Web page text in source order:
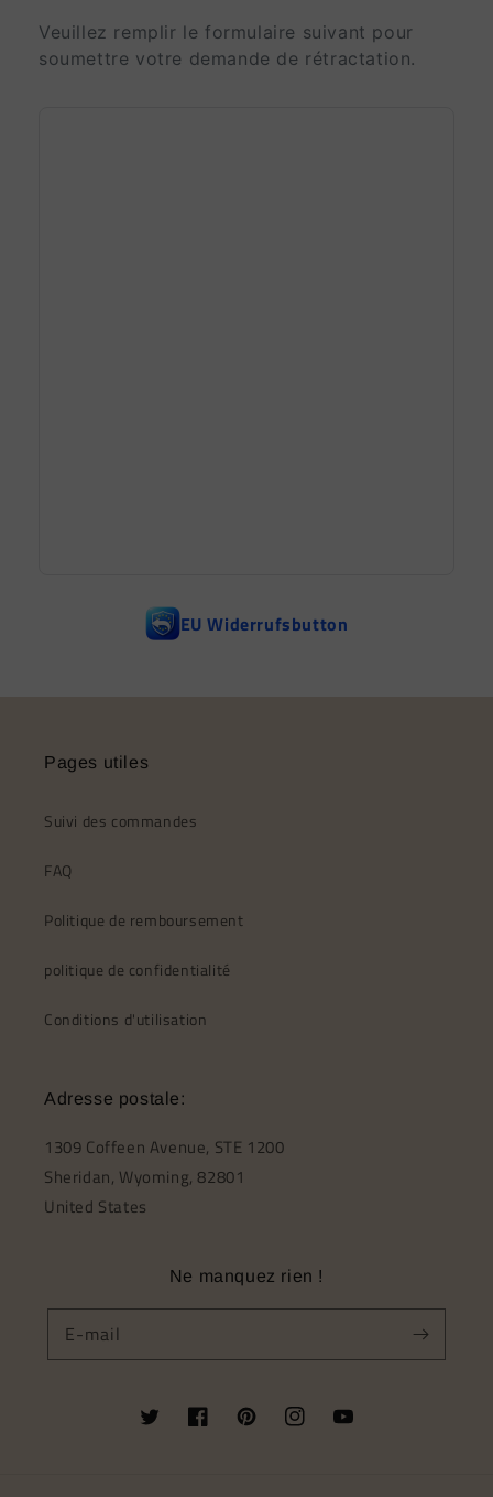
Veuillez remplir le formulaire suivant pour
soumettre votre demande de rétractation.
EU Widerrufsbutton
Pages utiles
Suivi des commandes
FAQ
Politique de remboursement
politique de confidentialité
Conditions d'utilisation
Adresse postale:
1309 Coffeen Avenue, STE 1200
Sheridan, Wyoming, 82801
United States
Ne manquez rien !
E-mail
TwitterFacebookPinterestInstagramYouTube